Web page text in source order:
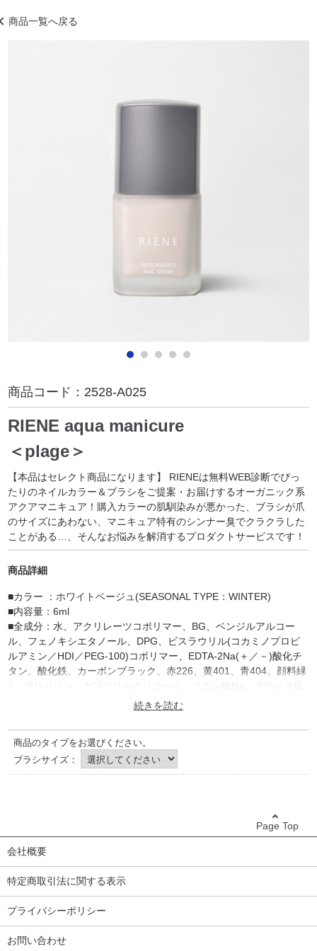
商品一覧へ戻る
商品コード： 2528-A025
RIENE aqua manicure
＜plage＞
【本品はセレクト商品になります】 RIENEは無料WEB診断でぴっ
たりのネイルカラー＆ブラシをご提案・お届けするオーガニック系
アクアマニキュア！購入カラーの肌馴染みが悪かった、ブラシが爪
のサイズにあわない、マニキュア特有のシンナー臭でクラクラした
ことがある…、そんなお悩みを解消するプロダクトサービスです！
商品詳細
■カラー ：ホワイトベージュ(SEASONAL TYPE：WINTER)
■内容量：6ml
■全成分：水、アクリレーツコポリマー、BG、ベンジルアルコー
ル、フェノキシエタノール、DPG、ビスラウリル(コカミノプロピ
ルアミン／HDI／PEG-100)コポリマー、EDTA-2Na(＋／－)酸化チ
タン、酸化鉄、カーボンブラック、赤226、黄401、青404、顔料緑
酸Na、キサンタンガム、PG、ポリソルベート80、水酸化Al、シリ
※冬季・寒冷地におきましては商品が凍結する場合がございますの
で、気候が暖かくなってからのご注文をオススメしております。ご
検討のほど宜しくお願い致します。
原産地：日本
商品のタイプをお選びください。
ブラシサイズ：
Page Top
会社概要
特定商取引法に関する表示
プライバシーポリシー
お問い合わせ